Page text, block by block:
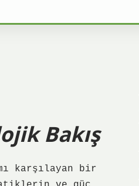
Bakış
karşılayan bir